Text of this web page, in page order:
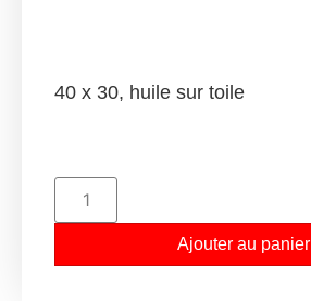
40 x 30, huile sur toile
Ajouter au panier